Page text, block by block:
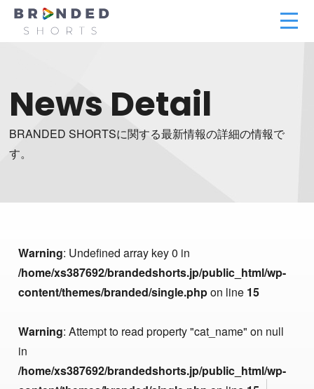
News Detail
BRANDED SHORTSに関する最新情報の詳細の情報で
す。
Warning: Undefined array key 0 in
/home/xs387692/brandedshorts.jp/public_html/wp-
content/themes/branded/single.phpon line 15
Warning: Attempt to read property "cat_name" on null
in
/home/xs387692/brandedshorts.jp/public_html/wp-